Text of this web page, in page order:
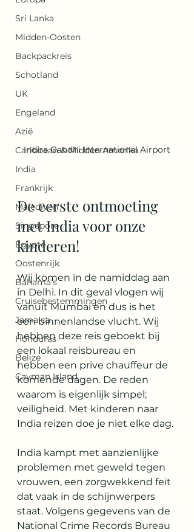
Sri Lanka
Midden-Oosten
Backpackreis
Schotland
UK
Engeland
Azië
Caribbean & Midden Amerika
India
Frankrijk
Malediven
Singapore
Egypte
Oostenrijk
Bahama's
Cruisebestemmingen
Jamaica
Honduras
Belize
Cayman Island
Indira Gandhi International Airport
De eerste ontmoeting
met India voor onze
kinderen!
Wij komen in de namiddag aan
in Delhi. In dit geval vlogen wij
vanuit Mumbai en dus is het
een binnenlandse vlucht. Wij
hebben deze reis geboekt bij
een lokaal reisbureau en
hebben een prive chauffeur de
komende dagen. De reden
waarom is eigenlijk simpel;
veiligheid. Met kinderen naar
India reizen doe je niet elke dag.
India kampt met aanzienlijke
problemen met geweld tegen
vrouwen, een zorgwekkend feit
dat vaak in de schijnwerpers
staat. Volgens gegevens van de
National Crime Records Bureau